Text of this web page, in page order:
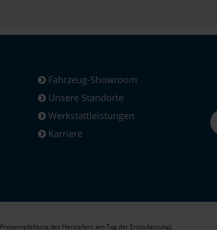
Fahrzeug-Showroom
Unsere Standorte
Werkstattleistungen
Karriere
des Herstellers am Tag der Erstzulassung).